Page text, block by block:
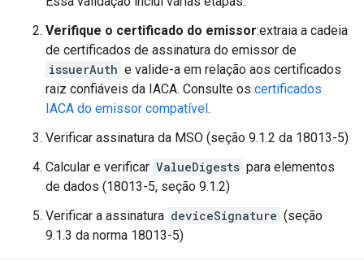
Verifique o certificado do emissor:extraia a cadeia
de certificados de assinatura do emissor de
issuerAuth e valide-a em relação aos certificados
raiz confiáveis da IACA. Consulte os certificados
IACA do emissor compatível.
Verificar assinatura da MSO (seção 9.1.2 da 18013-5)
Calcular e verificar ValueDigests para elementos
de dados (18013-5, seção 9.1.2)
Verificar a assinatura deviceSignature (seção
9.1.3 da norma 18013-5)